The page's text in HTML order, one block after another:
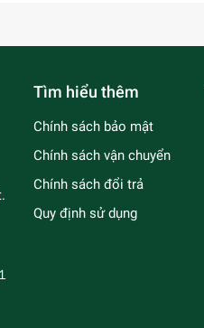
Tìm hiểu thêm
Chính sách bảo mật
Chính sách vận chuyển
Chính sách đổi trả
Quy định sử dụng